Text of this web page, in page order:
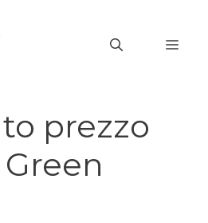
prezzo